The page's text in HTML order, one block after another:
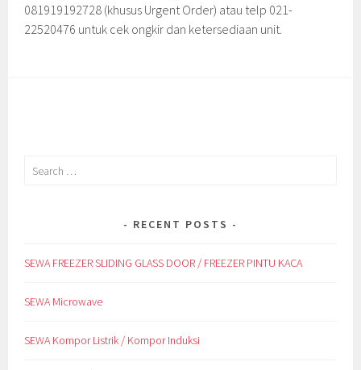
081919192728 (khusus Urgent Order) atau telp 021-
22520476 untuk cek ongkir dan ketersediaan unit.
Search
RECENT POSTS
SEWA FREEZER SLIDING GLASS DOOR / FREEZER PINTU KACA
SEWA Microwave
SEWA Kompor Listrik / Kompor Induksi